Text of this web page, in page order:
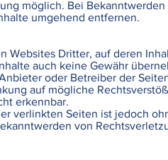
möglich. Bei
umgehend entfernen.
Websites Dritter, auf deren
auch keine Gewähr
oder Betreiber der
auf mögliche
erkennbar.
verlinkten Seiten ist jedoch
von